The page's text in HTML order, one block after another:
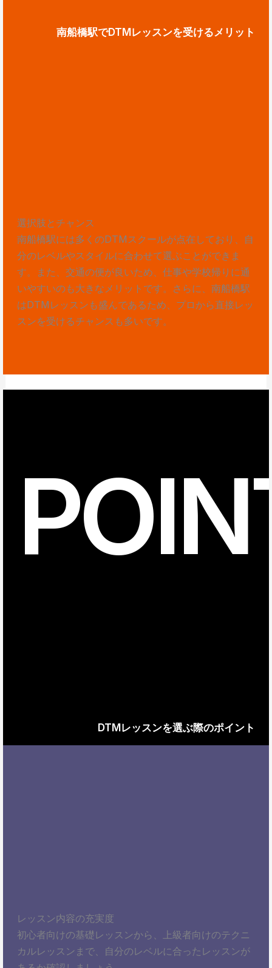
南船橋駅でDTMレッスンを受けるメリット
選択肢とチャンス
南船橋駅には多くのDTMスクールが点在しており、自
分のレベルやスタイルに合わせて選ぶことができま
す。また、交通の便が良いため、仕事や学校帰りに通
いやすいのも大きなメリットです。さらに、南船橋駅
はDTMレッスンも盛んであるため、プロから直接レッ
スンを受けるチャンスも多いです。
DTMレッスンを選ぶ際のポイント
レッスン内容の充実度
初心者向けの基礎レッスンから、上級者向けのテクニ
カルレッスンまで、自分のレベルに合ったレッスンが